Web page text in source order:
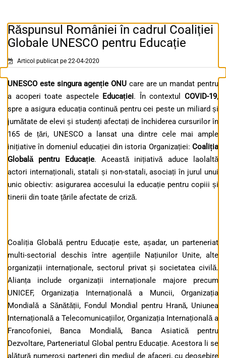
Răspunsul României în cadrul Coaliției
Globale UNESCO pentru Educație
Articol publicat pe 22-04-2020
UNESCO este singura agenție ONU care are un mandat pentru
a acoperi toate aspectele Educației. În contextulCOVID-19,
spre a asigura educația continuă pentru cei peste un miliard și
jumătate de elevi și studenți afectați de închiderea cursurilor în
165 de țări, UNESCO a lansat una dintre cele mai ample
inițiative în domeniul educației din istoria Organizației: Coaliția
Globală pentru Educație. Această inițiativă aduce laolaltă
actori internaționali, statali și non-statali, asociați în jurul unui
unic obiectiv: asigurarea accesului la educație pentru copiii și
tinerii din toate țările afectate de criză.
Coaliția Globală pentru Educație este, așadar, un parteneriat
multi-sectorial deschis între agențiile Națiunilor Unite, alte
organizații internaționale, sectorul privat și societatea civilă.
Alianța include organizații internaționale majore precum
UNICEF, Organizația Internațională a Muncii, Organizația
Mondială a Sănătății, Fondul Mondial pentru Hrană, Uniunea
Internațională a Telecomunicațiilor, Organizația Internațională a
Francofoniei, Banca Mondială, Banca Asiatică pentru
Dezvoltare, Parteneriatul Global pentru Educație. Acestora li se
alătură numeroși parteneri din mediul de afaceri, cu deosebire